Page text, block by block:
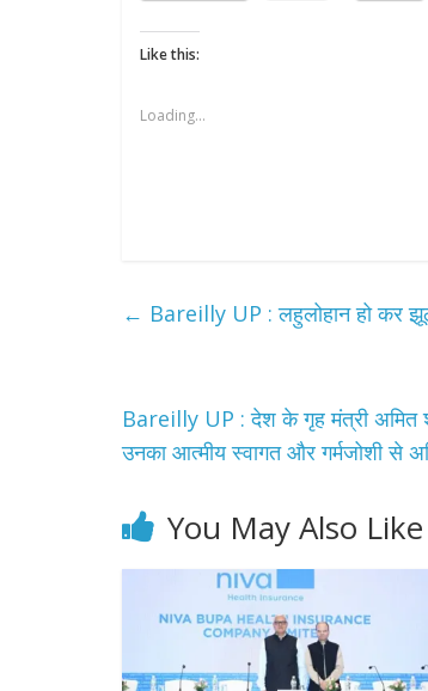
Like this:
Loading...
← Bareilly UP : लहुलोहान हो कर
Bareilly UP : देश के गृह मंत्री अमित
उनका आत्मीय स्वागत और गर्मजोशी से
You May Also Like